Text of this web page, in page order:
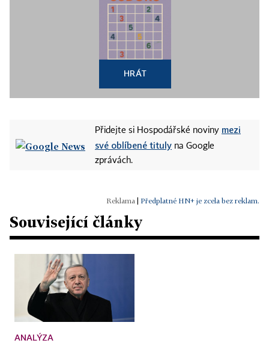
HRÁT
Přidejte si Hospodářské noviny mezi
své oblíbené tituly na Google
zprávách.
Předplatné HN+ je zcela bez reklam.
Související články
ANALÝZA